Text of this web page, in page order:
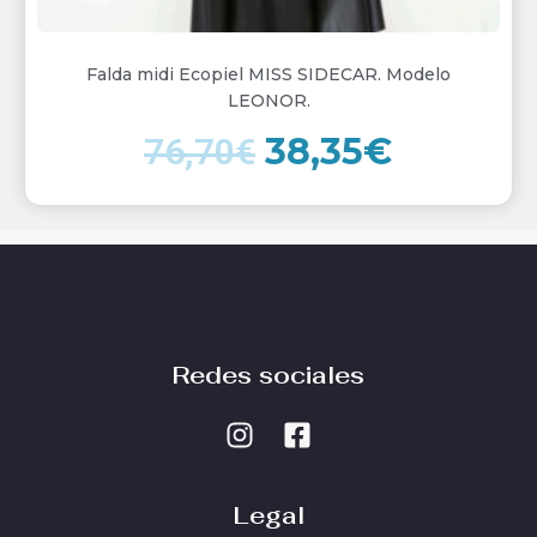
Falda midi Ecopiel MISS SIDECAR. Modelo
LEONOR.
76,70€ 38,35€
Redes sociales
Legal